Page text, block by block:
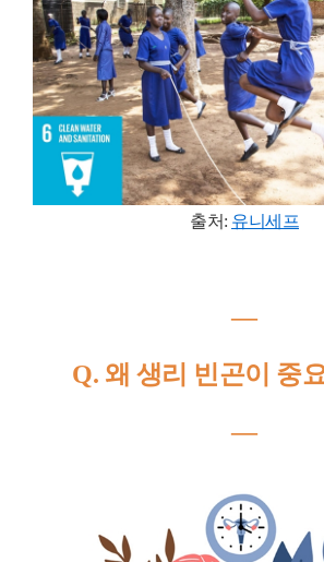
출처: 유니세프
―
Q. 왜 생리 빈곤이 중
―